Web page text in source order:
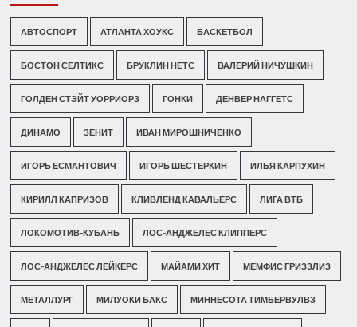
АВТОСПОРТ АТЛАНТА ХОУКС БАСКЕТБОЛ
БОСТОН СЕЛТИКС БРУКЛИН НЕТС ВАЛЕРИЙ НИЧУШКИН
ГОЛДЕН СТЭЙТ УОРРИОРЗ ГОНКИ ДЕНВЕР НАГГЕТС
ДИНАМО ЗЕНИТ ИВАН МИРОШНИЧЕНКО
ИГОРЬ ЕСМАНТОВИЧ ИГОРЬ ШЕСТЕРКИН ИЛЬЯ КАРПУХИН
КИРИЛЛ КАПРИЗОВ КЛИВЛЕНД КАВАЛЬЕРС ЛИГА ВТБ
ЛОКОМОТИВ-КУБАНЬ ЛОС-АНДЖЕЛЕС КЛИППЕРС
ЛОС-АНДЖЕЛЕС ЛЕЙКЕРС МАЙАМИ ХИТ МЕМФИС ГРИЗЗЛИЗ
МЕТАЛЛУРГ МИЛУОКИ БАКС МИННЕСОТА ТИМБЕРВУЛВЗ